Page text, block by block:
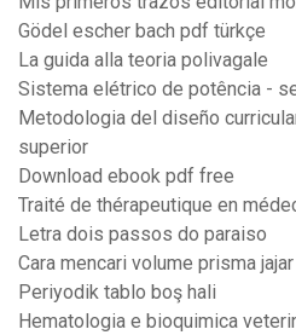
Gödel escher bach pdf türkçe
La guida alla teoria polivagale
Sistema elétrico de potência -
Metodologia del diseño
superior
Download ebook pdf free
Traité de thérapeutique en
Letra dois passos do paraiso
Cara mencari volume prisma
Periyodik tablo boş hali
Hematologia e bioquimica